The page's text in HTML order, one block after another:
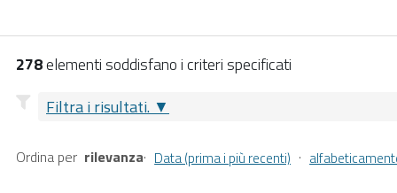
278elementi soddisfano i criteri specificati
Filtra i risultati.
Ordina per rilevanza· Data (prima i più recenti) ·